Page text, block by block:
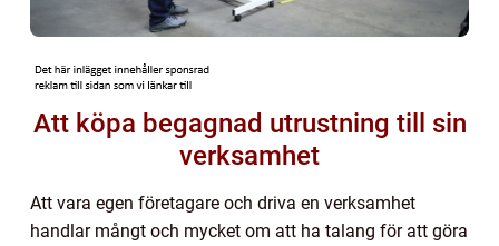
Att köpa begagnad utrustning till sin
verksamhet
Att vara egen företagare och driva en verksamhet
handlar mångt och mycket om att ha talang för att göra